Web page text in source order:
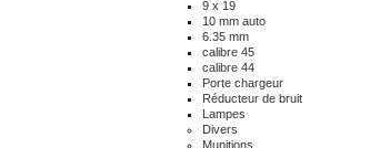
9 x 19
10 mm auto
6.35 mm
calibre 45
calibre 44
Porte chargeur
Réducteur de bruit
Lampes
Divers
Munitions